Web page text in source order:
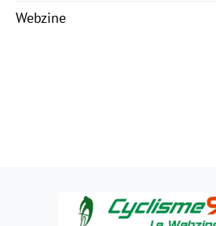
Webzine